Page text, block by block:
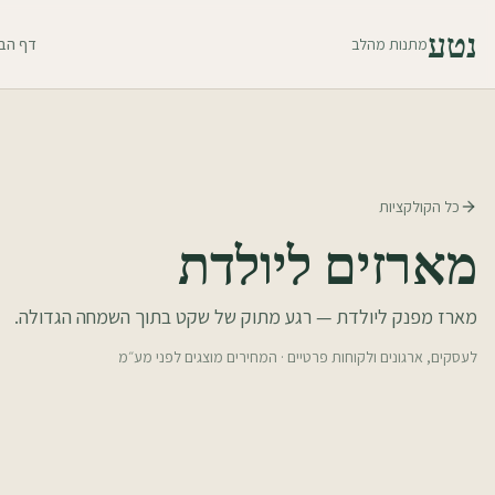
נטעמתנות מהלב דף
כל הקולקציות
מארזים ליולדת
מארז מפנק ליולדת — רגע מתוק של שקט בתוך השמחה הגדולה.
לעסקים, ארגונים ולקוחות פרטיים · המחירים מוצגים לפני מע״מ